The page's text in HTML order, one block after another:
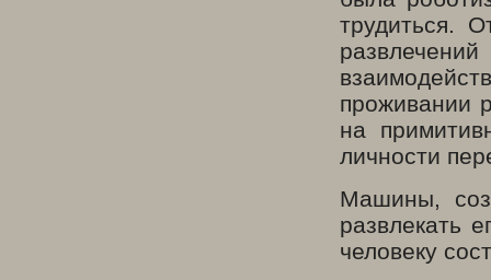
трудиться.
проживании
на
личности
Машины,
развлекать
человеку